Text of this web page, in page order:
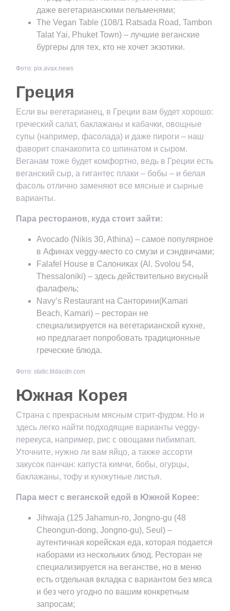
даже вегетарианскими пельменями;
The Vegan Table (108/1 Ratsada Road, Tambon
Talat Yai, Phuket Town) – лучшие веганские
бургеры для тех, кто не хочет экзотики.
Фото: pix.avax.news
Греция
Если вы вегетарианец, в Греции вам будет хорошо:
греческий салат, баклажаны и кабачки, овощные
супы (например, фасолада) и даже пироги – наш
фаворит спанакопита со шпинатом и сыром.
Веганам тоже будет комфортно, ведь в Греции есть
веганский сыр, а гигантес плаки – бобы – и белая
фасоль отлично заменяют все мясные и сырные
варианты.
Пара ресторанов, куда стоит зайти:
Avocado (Nikis 30, Athina) – самое популярное
в Афинах veggy-место со смузи и сэндвичами;
Falafel House в Салониках (Al. Svolou 54,
Thessaloniki) – здесь действительно вкусный
фалафель;
Navy’s Restaurant на Санторини(Kamari
Beach, Kamari) – ресторан не
специализируется на вегетарианской кухне,
но предлагает попробовать традиционные
греческие блюда.
Фото: static.tildacdn.com
Южная Корея
Страна с прекрасным мясным стрит-фудом. Но и
здесь легко найти подходящие варианты veggy-
перекуса, например, рис с овощами пибимпап.
Уточните, нужно ли вам яйцо, а также ассорти
закусок панчан: капуста кимчи, бобы, огурцы,
баклажаны, тофу и кунжутные листья.
Пара мест с веганской едой в Южной Корее:
Jihwaja (125 Jahamun-ro, Jongno-gu (48
Cheongun-dong, Jongno-gu), Seul) –
аутентичная корейская еда, которая подается
наборами из нескольких блюд. Ресторан не
специализируется на веганстве, но в меню
есть отдельная вкладка с вариантом без мяса
и без чего угодно по вашим конкретным
запросам;